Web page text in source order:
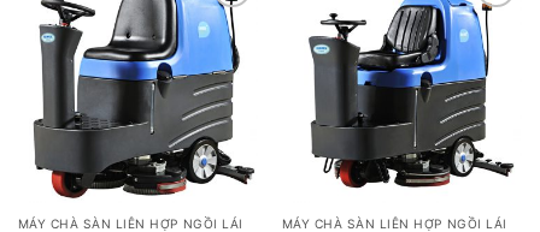
Add to
wishlist
MÁY CHÀ SÀN LIÊN HỢP NGỒI LÁI
Add to
wishlist
MÁY CHÀ SÀN LIÊN HỢP NGỒI LÁI